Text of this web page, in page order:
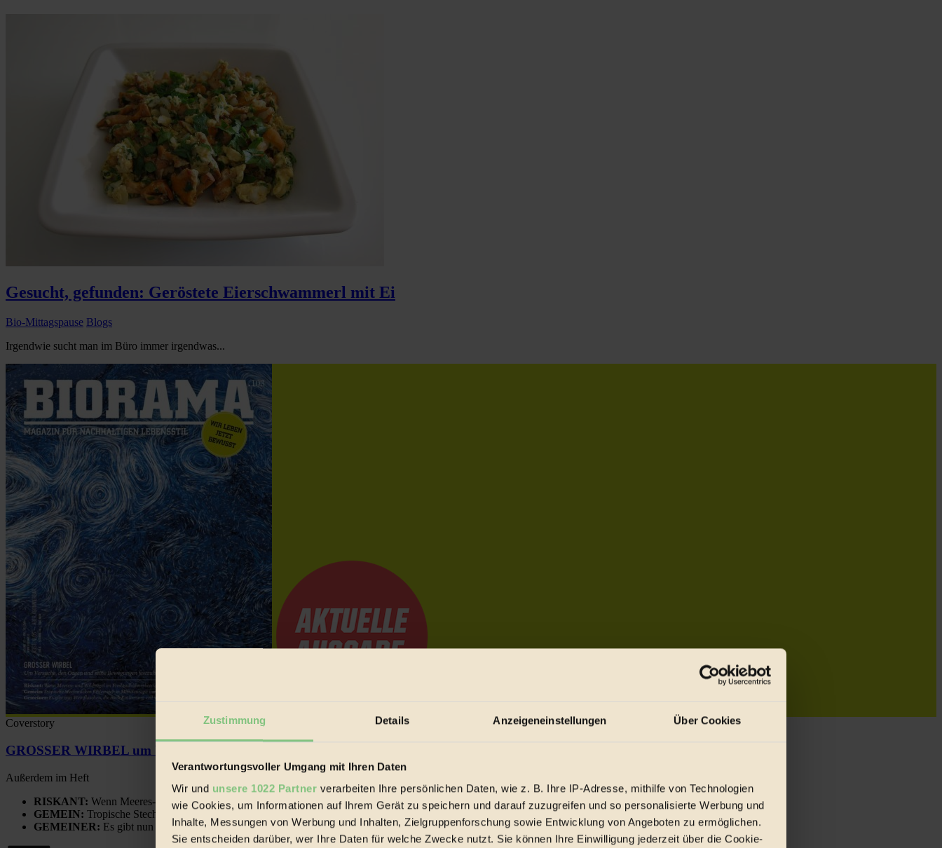
Zustimmung Details Anzeigeneinstellungen Über Cookies
Verantwortungsvoller Umgang mit Ihren Daten
Wir und unsere 1022 Partner verarbeiten Ihre persönlichen Daten, wie z. B. Ihre IP-Adresse, mithilfe von Technologien
wie Cookies, um Informationen auf Ihrem Gerät zu speichern und darauf zuzugreifen und so personalisierte Werbung und
Inhalte, Messungen von Werbung und Inhalten, Zielgruppenforschung sowie Entwicklung von Angeboten zu ermöglichen.
Sie entscheiden darüber, wer Ihre Daten für welche Zwecke nutzt. Sie können Ihre Einwilligung jederzeit über die Cookie-
Gesucht, gefunden: Geröstete Eierschwammerl mit Ei
Bio-Mittagspause Blogs
Irgendwie sucht man im Büro immer irgendwas...
Coverstory
GROSSER WIRBEL um Versuche, den Ozean und seine Bewegungen festzuhalten.
Außerdem im Heft
RISKANT: Wenn Meeres- und Wildvögel im Freilandhühnerbetrieb vorbeischauen.
GEMEIN: Tropische Stechmücken fühlen sich in Mitteleuropa inziwschen oft zu Hause.
GEMEINER: Es gibt nun Weinflaschen, die nach Entleerung voll wieder zu dir zurückkommen.